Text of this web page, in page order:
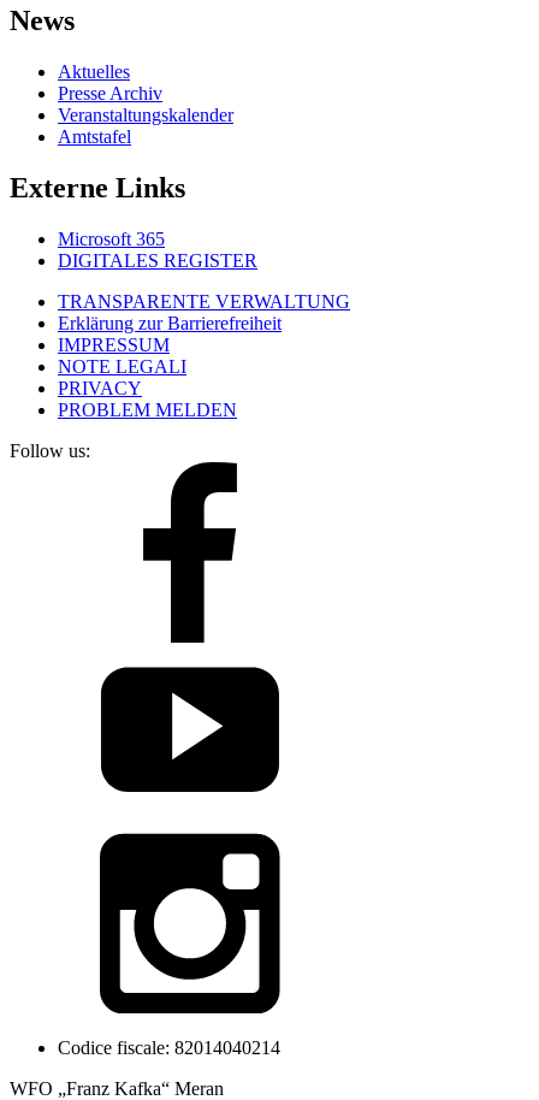
News
Aktuelles
Presse Archiv
Veranstaltungskalender
Amtstafel
Externe Links
Microsoft 365
DIGITALES REGISTER
TRANSPARENTE VERWALTUNG
Erklärung zur Barrierefreiheit
IMPRESSUM
NOTE LEGALI
PRIVACY
PROBLEM MELDEN
Follow us:
Codice fiscale: 82014040214
WFO „Franz Kafka“ Meran